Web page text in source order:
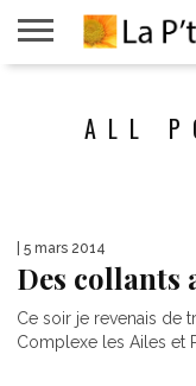
VIVRE
PROPOSALL
| 5 mars 2014
Des collants
Ce soir je revenais de
Complexe les Ailes et